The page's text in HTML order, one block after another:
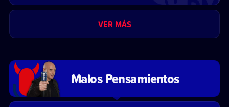
VER MÁS
Malos Pensamientos